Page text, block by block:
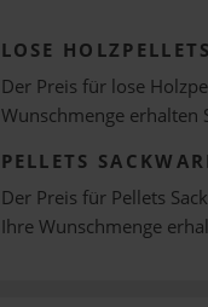
LOSE HOLZPELLETS
Der Preis für lose
Wunschmenge erhalten
PELLETS
Der Preis für Pellets
Ihre Wunschmenge